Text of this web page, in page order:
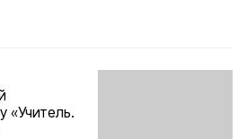
«Учитель.